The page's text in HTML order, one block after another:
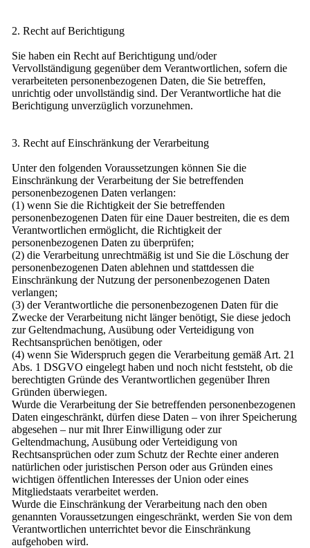
2. Recht auf Berichtigung
Sie haben ein Recht auf Berichtigung und/oder
Vervollständigung gegenüber dem Verantwortlichen, sofern die
verarbeiteten personenbezogenen Daten, die Sie betreffen,
unrichtig oder unvollständig sind. Der Verantwortliche hat die
Berichtigung unverzüglich vorzunehmen.
3. Recht auf Einschränkung der Verarbeitung
Unter den folgenden Voraussetzungen können Sie die
Einschränkung der Verarbeitung der Sie betreffenden
personenbezogenen Daten verlangen:
(1) wenn Sie die Richtigkeit der Sie betreffenden
personenbezogenen Daten für eine Dauer bestreiten, die es dem
Verantwortlichen ermöglicht, die Richtigkeit der
personenbezogenen Daten zu überprüfen;
(2) die Verarbeitung unrechtmäßig ist und Sie die Löschung der
personenbezogenen Daten ablehnen und stattdessen die
Einschränkung der Nutzung der personenbezogenen Daten
verlangen;
(3) der Verantwortliche die personenbezogenen Daten für die
Zwecke der Verarbeitung nicht länger benötigt, Sie diese jedoch
zur Geltendmachung, Ausübung oder Verteidigung von
Rechtsansprüchen benötigen, oder
(4) wenn Sie Widerspruch gegen die Verarbeitung gemäß Art. 21
Abs. 1 DSGVO eingelegt haben und noch nicht feststeht, ob die
berechtigten Gründe des Verantwortlichen gegenüber Ihren
Gründen überwiegen.
Wurde die Verarbeitung der Sie betreffenden personenbezogenen
Daten eingeschränkt, dürfen diese Daten – von ihrer Speicherung
abgesehen – nur mit Ihrer Einwilligung oder zur
Geltendmachung, Ausübung oder Verteidigung von
Rechtsansprüchen oder zum Schutz der Rechte einer anderen
natürlichen oder juristischen Person oder aus Gründen eines
wichtigen öffentlichen Interesses der Union oder eines
Mitgliedstaats verarbeitet werden.
Wurde die Einschränkung der Verarbeitung nach den oben
genannten Voraussetzungen eingeschränkt, werden Sie von dem
Verantwortlichen unterrichtet bevor die Einschränkung
aufgehoben wird.